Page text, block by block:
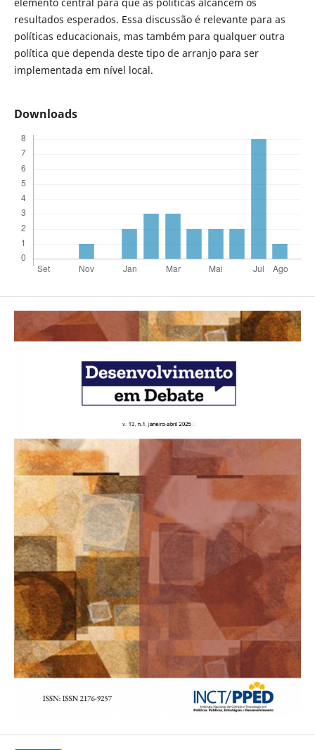
resultados esperados. Essa discussão é relevante para as
políticas educacionais, mas também para qualquer outra
política que dependa deste tipo de arranjo para ser
implementada em nível local.
Downloads